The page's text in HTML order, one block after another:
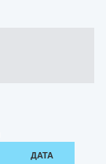
ДАТА